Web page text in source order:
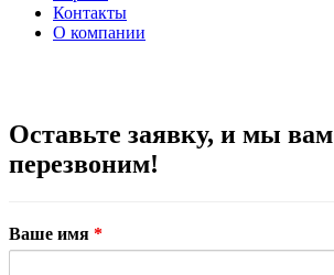
Контакты
О компании
Оставьте заявку, и мы вам
перезвоним!
Ваше имя *